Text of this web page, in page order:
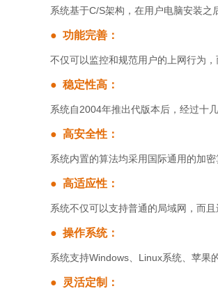
系统基于C/S架构，在用户电脑安装之
● 功能完善：
不仅可以监控和规范用户的上网行为
● 稳定性高：
系统自2004年推出代版本后，经过十
● 高安全性：
系统内置的算法均采用国际通用的加
● 高适应性：
系统不仅可以支持普通的局域网，而
● 操作系统：
系统支持Windows、Linux系统、苹果
● 灵活定制：